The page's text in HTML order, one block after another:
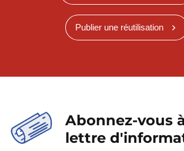
Publier une réutilisation
Abonnez-vous
lettre